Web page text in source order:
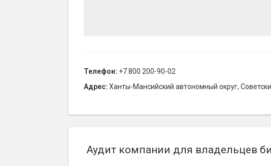
Телефон: +7 800 200-90-02
Адрес: Ханты-Мансийский автономный округ,
Аудит компании для владельцев